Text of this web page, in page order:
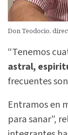
Don Teodocio,
“Tenemos
astral,
frecuentes
Entramos en
para sanar”,